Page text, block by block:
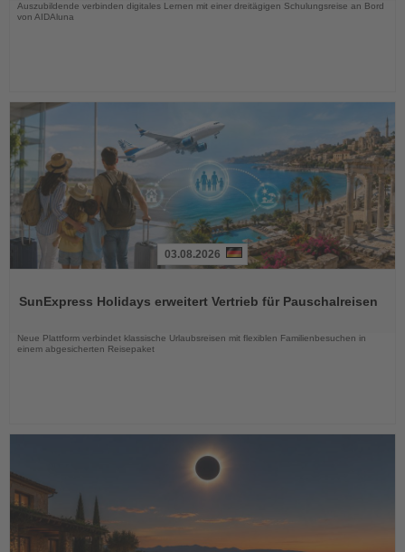
Auszubildende verbinden digitales Lernen mit einer dreitägigen Schulungsreise an Bord
von AIDAluna
die
03.08.2026
SunExpress Holidays erweitert Vertrieb für Pauschalreisen
Neue Plattform verbindet klassische Urlaubsreisen mit flexiblen Familienbesuchen in
einem abgesicherten Reisepaket